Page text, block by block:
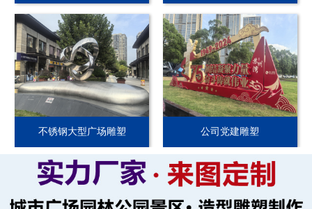
不锈钢大型广场雕塑 公司党建雕塑